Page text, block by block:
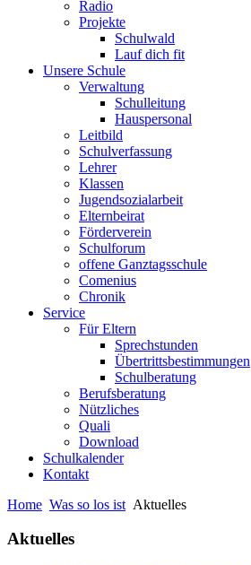
Radio
Projekte
Schulwald
Lauf dich fit
Unsere Schule
Verwaltung
Schulleitung
Hauspersonal
Leitbild
Schulverfassung
Lehrer
Klassen
Jugendsozialarbeit
Elternbeirat
Förderverein
Schulforum
offene Ganztagsschule
Comenius
Chronik
Service
Für Eltern
Sprechstunden
Übertrittsbestimmungen
Schulberatung
Berufsberatung
Nützliches
Quali
Download
Schulkalender
Kontakt
Home Was so los ist Aktuelles
Aktuelles